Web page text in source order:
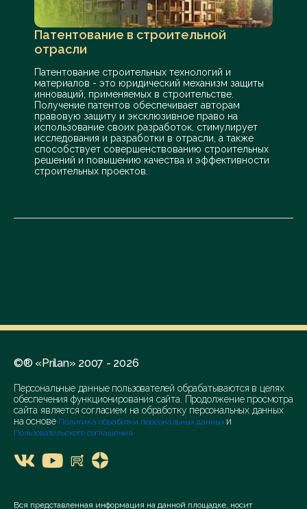
Патентование в строительной
отрасли
Патентование строительных технологий и
материалов - это юридический механизм защиты
инноваций, применяемых в строительстве.
Получение патентов обеспечивает авторам
правовую защиту и эксклюзивное право на
использование своих разработок, стимулирует
исследования и разработки в отрасли, а также
способствует совершенствованию строительных
решений и повышению качества и эффективности
строительных проектов.
©® «Prilan» 2007 - 2026
Персональные данные пользователей обрабатываются в целях
обеспечения функционирования сайта. Продолжение просмотра
сайта является согласием на обработку персональных данных
на основе Политика обработки персональных данных и
Пользовательского соглашения
Вся представленная информация на данной площадке, носит